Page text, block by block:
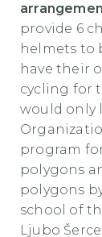
provide 6
helmets to
have their
cycling for
would only
program
polygons
polygons
school of
Ljubo